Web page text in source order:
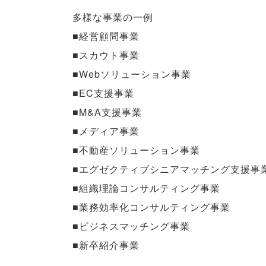
多様な事業の一例
■経営顧問事業
■スカウト事業
■Webソリューション事業
■EC支援事業
■M&A支援事業
■メディア事業
■不動産ソリューション事業
■エグゼクティブシニアマッチング支援事
■組織理論コンサルティング事業
■業務効率化コンサルティング事業
■ビジネスマッチング事業
■新卒紹介事業